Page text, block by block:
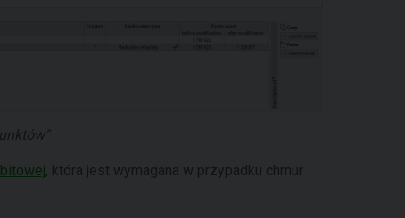
, która jest wymagana w przypadku chmur